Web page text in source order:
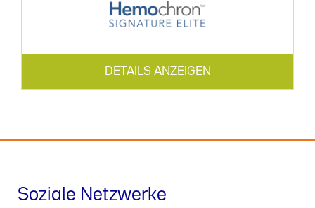
DETAILS ANZEIGEN
Soziale Netzwerke